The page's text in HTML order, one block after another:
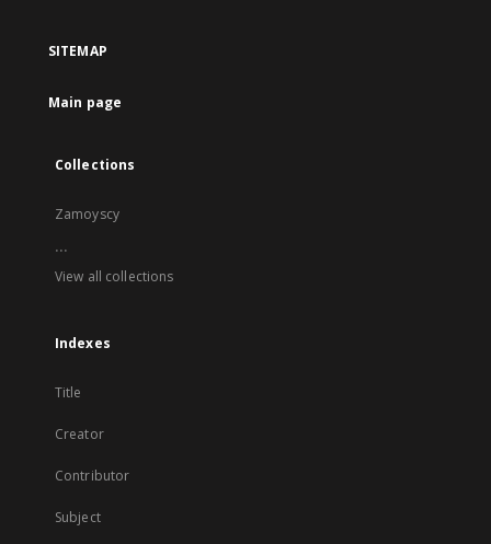
SITEMAP
Main page
Collections
Zamoyscy
...
View all collections
Indexes
Title
Creator
Contributor
Subject